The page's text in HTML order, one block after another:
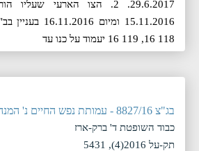
29.6.2017. 2. הצו הארעי
118 16, 119 16 יעמוד על כנו עד
בג"צ 8827/16 - עמותת נפש החיים נ' המנהל האזרחי באיו"ש
כבוד השופטת ד' ברק-ארז
תק-על 2016(4), 5431